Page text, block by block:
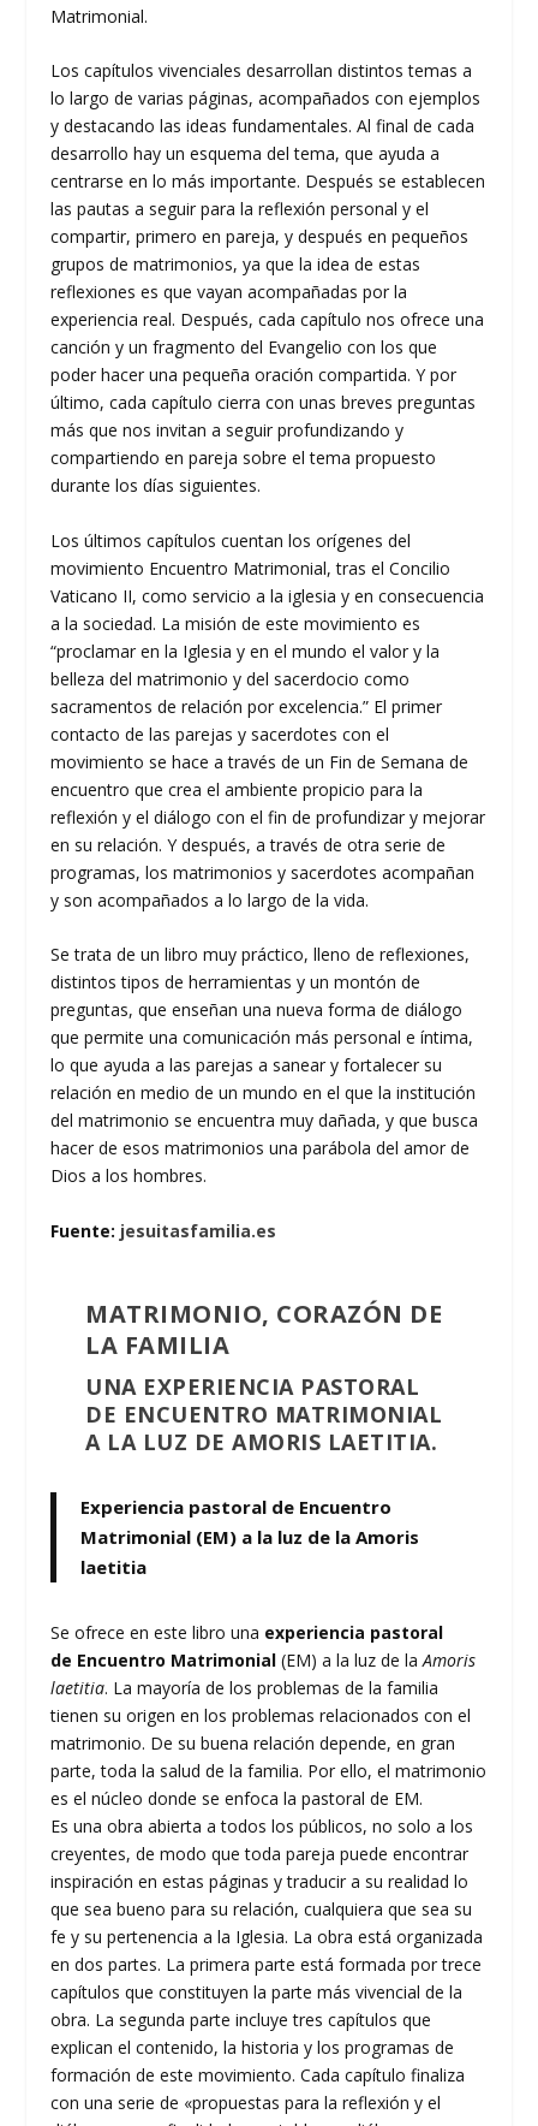
Matrimonial.
Los capítulos vivenciales desarrollan distintos temas a
lo largo de varias páginas, acompañados con ejemplos
y destacando las ideas fundamentales. Al final de cada
desarrollo hay un esquema del tema, que ayuda a
centrarse en lo más importante. Después se establecen
las pautas a seguir para la reflexión personal y el
compartir, primero en pareja, y después en pequeños
grupos de matrimonios, ya que la idea de estas
reflexiones es que vayan acompañadas por la
experiencia real. Después, cada capítulo nos ofrece una
canción y un fragmento del Evangelio con los que
poder hacer una pequeña oración compartida. Y por
último, cada capítulo cierra con unas breves preguntas
más que nos invitan a seguir profundizando y
compartiendo en pareja sobre el tema propuesto
durante los días siguientes.
Los últimos capítulos cuentan los orígenes del
movimiento Encuentro Matrimonial, tras el Concilio
Vaticano II, como servicio a la iglesia y en consecuencia
a la sociedad. La misión de este movimiento es
“proclamar en la Iglesia y en el mundo el valor y la
belleza del matrimonio y del sacerdocio como
sacramentos de relación por excelencia.” El primer
contacto de las parejas y sacerdotes con el
movimiento se hace a través de un Fin de Semana de
encuentro que crea el ambiente propicio para la
reflexión y el diálogo con el fin de profundizar y mejorar
en su relación. Y después, a través de otra serie de
programas, los matrimonios y sacerdotes acompañan
y son acompañados a lo largo de la vida.
Se trata de un libro muy práctico, lleno de reflexiones,
distintos tipos de herramientas y un montón de
preguntas, que enseñan una nueva forma de diálogo
que permite una comunicación más personal e íntima,
lo que ayuda a las parejas a sanear y fortalecer su
relación en medio de un mundo en el que la institución
del matrimonio se encuentra muy dañada, y que busca
hacer de esos matrimonios una parábola del amor de
Dios a los hombres.
Fuente: jesuitasfamilia.es
MATRIMONIO, CORAZÓN DE
LA FAMILIA
UNA EXPERIENCIA PASTORAL
DE ENCUENTRO MATRIMONIAL
A LA LUZ DE AMORIS LAETITIA.
Experiencia pastoral de Encuentro
Matrimonial (EM) a la luz de la Amoris
laetitia
Se ofrece en este libro una experiencia pastoral
de Encuentro Matrimonial (EM) a la luz de laAmoris
laetitia. La mayoría de los problemas de la familia
tienen su origen en los problemas relacionados con el
matrimonio. De su buena relación depende, en gran
parte, toda la salud de la familia. Por ello, el matrimonio
es el núcleo donde se enfoca la pastoral de EM.
Es una obra abierta a todos los públicos, no solo a los
creyentes, de modo que toda pareja puede encontrar
inspiración en estas páginas y traducir a su realidad lo
que sea bueno para su relación, cualquiera que sea su
fe y su pertenencia a la Iglesia. La obra está organizada
en dos partes. La primera parte está formada por trece
capítulos que constituyen la parte más vivencial de la
obra. La segunda parte incluye tres capítulos que
explican el contenido, la historia y los programas de
formación de este movimiento. Cada capítulo finaliza
con una serie de «propuestas para la reflexión y el